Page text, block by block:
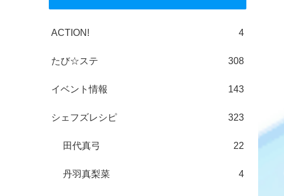
ACTION! 4
たび☆ステ 308
イベント情報 143
シェフズレシピ 323
田代真弓 22
丹羽真梨菜 4